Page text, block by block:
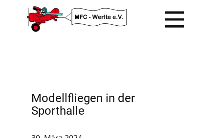
Modellfliegen in der
Sporthalle